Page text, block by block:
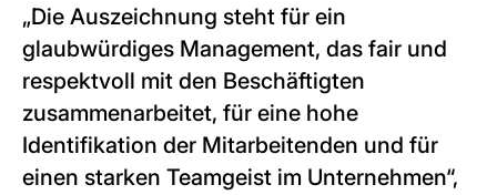
„Die Auszeichnung steht für ein
glaubwürdiges Management, das fair und
respektvoll mit den Beschäftigten
zusammenarbeitet, für eine hohe
Identifikation der Mitarbeitenden und für
einen starken Teamgeist im Unternehmen“,